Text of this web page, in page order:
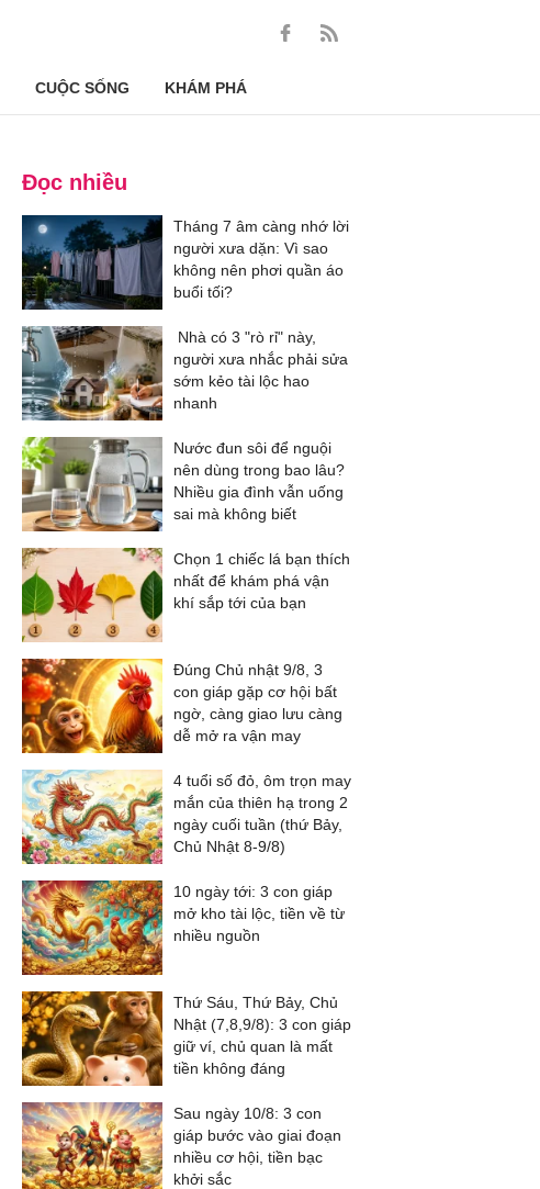
CUỘC SỐNG KHÁM PHÁ
Đọc nhiều
Tháng 7 âm càng nhớ lời
người xưa dặn: Vì sao
không nên phơi quần áo
buổi tối?
Nhà có 3 "rò rỉ" này,
người xưa nhắc phải sửa
sớm kẻo tài lộc hao
nhanh
Nước đun sôi để nguội
nên dùng trong bao lâu?
Nhiều gia đình vẫn uống
sai mà không biết
Chọn 1 chiếc lá bạn thích
nhất để khám phá vận
khí sắp tới của bạn
Đúng Chủ nhật 9/8, 3
con giáp gặp cơ hội bất
ngờ, càng giao lưu càng
dễ mở ra vận may
4 tuổi số đỏ, ôm trọn may
mắn của thiên hạ trong 2
ngày cuối tuần (thứ Bảy,
Chủ Nhật 8-9/8)
10 ngày tới: 3 con giáp
mở kho tài lộc, tiền về từ
nhiều nguồn
Thứ Sáu, Thứ Bảy, Chủ
Nhật (7,8,9/8): 3 con giáp
giữ ví, chủ quan là mất
tiền không đáng
Sau ngày 10/8: 3 con
giáp bước vào giai đoạn
nhiều cơ hội, tiền bạc
khởi sắc